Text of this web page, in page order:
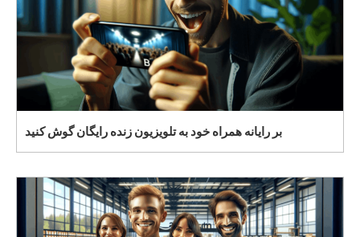
بر رایانه همراه خود به تلویزیون زنده رایگان گوش کنید